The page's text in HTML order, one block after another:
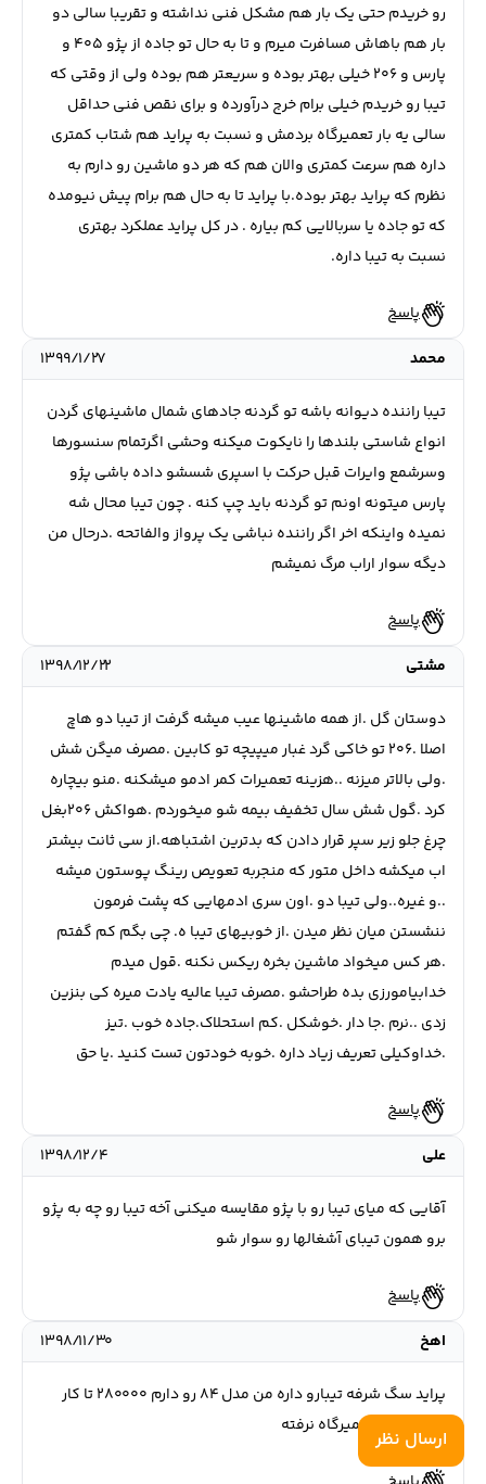
رو خریدم حتی یک بار هم مشکل فنی نداشته و تقریبا سالی دو
بار هم باهاش مسافرت میرم و تا به حال تو جاده از پژو ۴۰۵ و
پارس و ۲۰۶ خیلی بهتر بوده و سریعتر هم بوده ولی از وقتی که
تیبا رو خریدم خیلی برام خرج درآورده و برای نقص فنی حداقل
سالی یه بار تعمیرگاه بردمش و نسبت به پراید هم شتاب کمتری
داره هم سرعت کمتری والان هم که هر دو ماشین رو دارم به
نظرم که پراید بهتر بوده.با پراید تا به حال هم برام پیش نیومده
که تو جاده یا سربالایی کم بیاره . در کل پراید عملکرد بهتری
نسبت به تیبا داره.
پاسخ
محمد
۱۳۹۹/۱/۲۷
تیبا راننده دیوانه باشه تو گردنه جادهای شمال ماشینهای گردن
انواع شاستی بلندها را نایکوت میکنه وحشی اگرتمام سنسورها
وسرشمع وایرات قبل حرکت با اسپری شسشو داده باشی پژو
پارس میتونه اونم تو گردنه باید چپ کنه . چون تیبا محال شه
نمیده واینکه اخر اگر راننده نباشی یک پرواز والفاتحه .درحال من
دیگه سوار اراب مرگ نمیشم
پاسخ
مشتی
۱۳۹۸/۱۲/۲۲
دوستان گل .از همه ماشینها عیب میشه گرفت از تیبا دو هاچ
اصلا .۲۰۶ تو خاکی گرد غبار میپیچه تو کابین .مصرف میگن شش
.ولی بالاتر میزنه ..هزینه تعمیرات کمر ادمو میشکنه .منو بیچاره
کرد .گول شش سال تخفیف بیمه شو میخوردم .هواکش ۲۰۶بغل
چرغ جلو زیر سپر قرار دادن که بدترین اشتباهه.از سی ثانت بیشتر
اب میکشه داخل متور که منجربه تعویص رینگ پوستون میشه
..و غیره..ولی تیبا دو .اون سری ادمهایی که پشت فرمون
ننشستن میان نظر میدن .از خوبیهای تیبا ه. چی بگم کم گفتم
.هر کس میخواد ماشین بخره ریکس نکنه .قول میدم
خدابیامورزی بده طراحشو .مصرف تیبا عالیه یادت میره کی بنزین
زدی ..نرم .جا دار .خوشکل .کم استحلاک.جاده خوب .تیز
.خداوکیلی تعریف زیاد داره .خوبه خودتون تست کنید .یا حق
پاسخ
علی
۱۳۹۸/۱۲/۴
آقایی که میای تیبا رو با پژو مقایسه میکنی آخه تیبا رو چه به پژو
برو همون تیبای آشغالها رو سوار شو
پاسخ
اهخ
۱۳۹۸/۱۱/۳۰
پراید سگ شرفه تیبارو داره من مدل ۸۴ رو دارم ۲۸۰۰۰۰ تا کار
کرده تا حالا تعمیرگاه نرفته
ارسال نظر